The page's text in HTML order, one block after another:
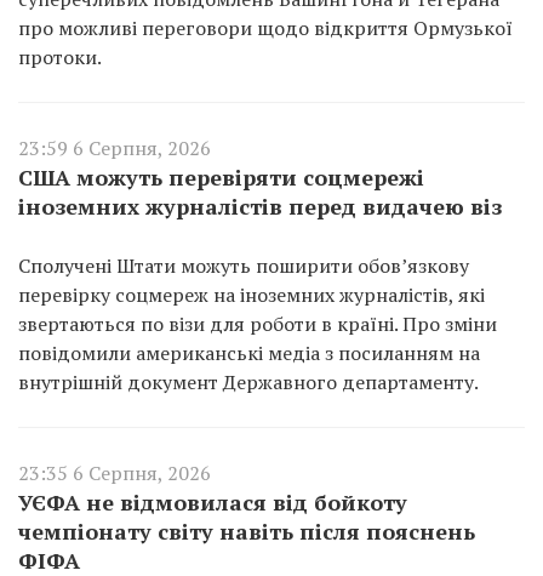
про можливі переговори щодо відкриття Ормузької
протоки.
23:59 6 Серпня, 2026
США можуть перевіряти соцмережі
іноземних журналістів перед видачею віз
Сполучені Штати можуть поширити обов’язкову
перевірку соцмереж на іноземних журналістів, які
звертаються по візи для роботи в країні. Про зміни
повідомили американські медіа з посиланням на
внутрішній документ Державного департаменту.
23:35 6 Серпня, 2026
УЄФА не відмовилася від бойкоту
чемпіонату світу навіть після пояснень
ФІФА